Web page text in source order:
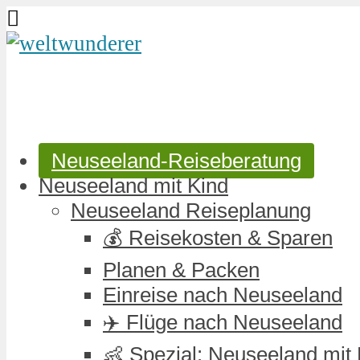
Neuseeland-Reiseberatung
Neuseeland mit Kind
Neuseeland Reiseplanung
💰 Reisekosten & Sparen
Planen & Packen
Einreise nach Neuseeland
✈️ Flüge nach Neuseeland
👶 Spezial: Neuseeland mit